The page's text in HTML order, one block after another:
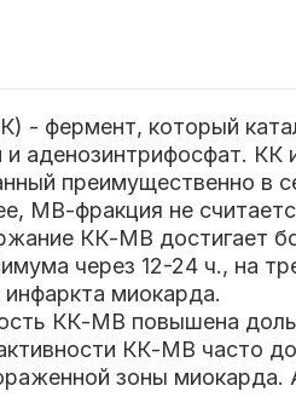
- фермент, который
аденозинтрифосфат.
преимущественно
МВ-фракция не
КК-МВ достигает
через 12-24 ч., на
миокарда.
КК-МВ повышена
КК-МВ часто
зоны